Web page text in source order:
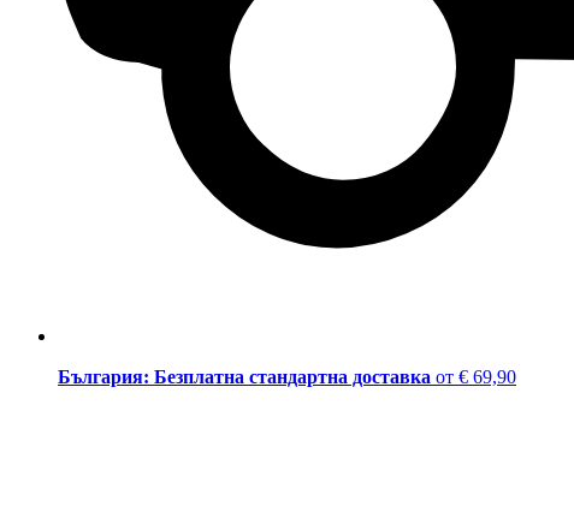
България: Безплатна стандартна доставка от € 69,90